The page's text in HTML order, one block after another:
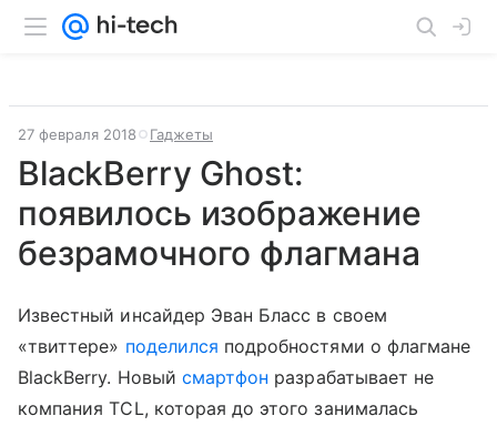
27 февраля 2018 Гаджеты
BlackBerry Ghost:
появилось изображение
безрамочного флагмана
Известный инсайдер Эван Бласс в своем
«твиттере» поделился подробностями о флагмане
BlackBerry. Новый смартфон разрабатывает не
компания TCL, которая до этого занималась